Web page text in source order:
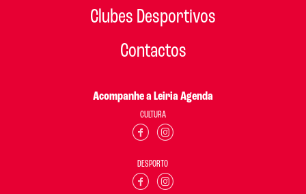
Clubes Desportivos
Contactos
Acompanhe a Leiria Agenda
CULTURA
DESPORTO